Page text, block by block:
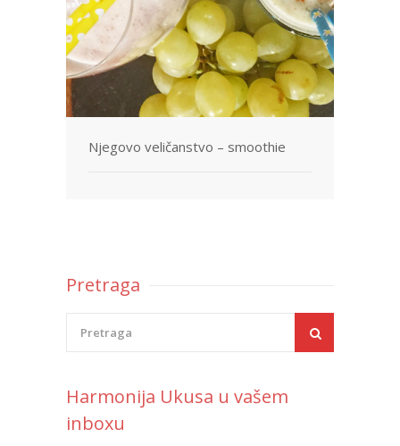
Njegovo veličanstvo – smoothie
Pretraga
Harmonija Ukusa u vašem
inboxu